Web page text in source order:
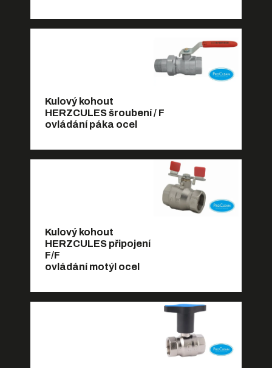
Kulový kohout
HERZCULES šroubení / F
ovládání páka ocel
Kulový kohout
HERZCULES připojení
F/F
ovládání motýl ocel